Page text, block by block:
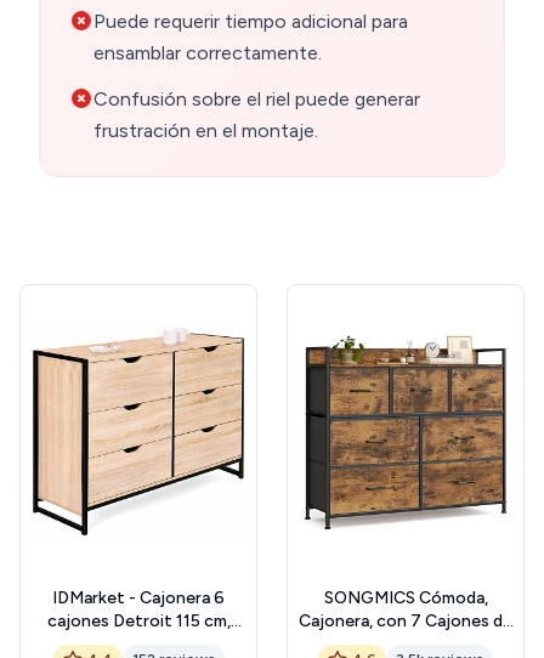
Puede requerir tiempo adicional para
ensamblar correctamente.
Confusión sobre el riel puede generar
frustración en el montaje.
IDMarket - Cajonera 6
cajones Detroit 115 cm,
diseño industrial
SONGMICS Cómoda,
Cajonera, con 7 Cajones de
Tela, con Tiradores, Marco